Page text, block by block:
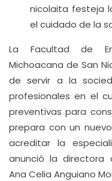
nicolaita festeja
el cuidado de la
La Facultad de
Michoacana de San
de servir a la
profesionales en el
preventivas para
prepara con un
acreditar la
anunció la directora
Ana Celia Anguiano